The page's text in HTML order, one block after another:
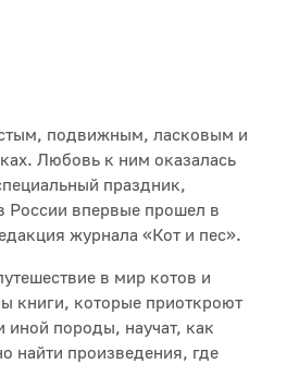
подвижным, ласковым и
Любовь к ним оказалась
праздник,
России впервые прошел в
журнала «Кот и пес».
в мир котов и
книги, которые приоткроют
иной породы, научат, как
найти произведения, где